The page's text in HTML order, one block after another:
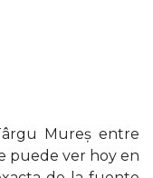
Mureș entre
puede ver hoy en